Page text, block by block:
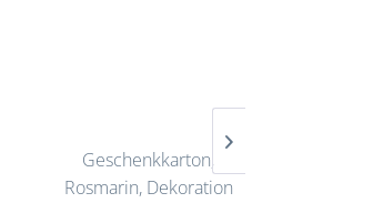
Geschenkkarton,
Rosmarin, Dekoration